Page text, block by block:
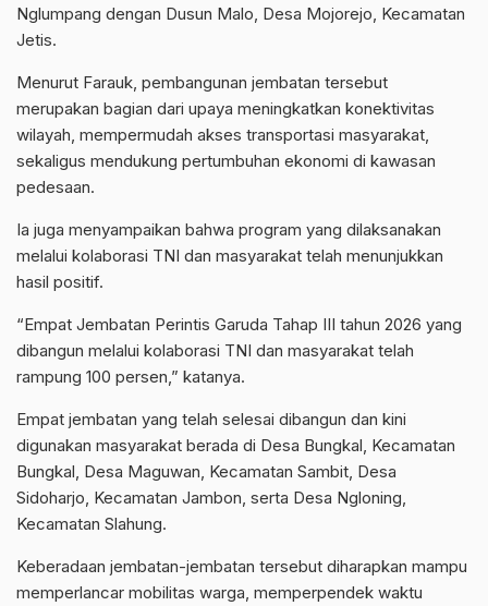
Nglumpang dengan Dusun Malo, Desa Mojorejo, Kecamatan
Jetis.
Menurut Farauk, pembangunan jembatan tersebut
merupakan bagian dari upaya meningkatkan konektivitas
wilayah, mempermudah akses transportasi masyarakat,
sekaligus mendukung pertumbuhan ekonomi di kawasan
pedesaan.
Ia juga menyampaikan bahwa program yang dilaksanakan
melalui kolaborasi TNI dan masyarakat telah menunjukkan
hasil positif.
“Empat Jembatan Perintis Garuda Tahap III tahun 2026 yang
dibangun melalui kolaborasi TNI dan masyarakat telah
rampung 100 persen,” katanya.
Empat jembatan yang telah selesai dibangun dan kini
digunakan masyarakat berada di Desa Bungkal, Kecamatan
Bungkal, Desa Maguwan, Kecamatan Sambit, Desa
Sidoharjo, Kecamatan Jambon, serta Desa Ngloning,
Kecamatan Slahung.
Keberadaan jembatan-jembatan tersebut diharapkan mampu
memperlancar mobilitas warga, memperpendek waktu